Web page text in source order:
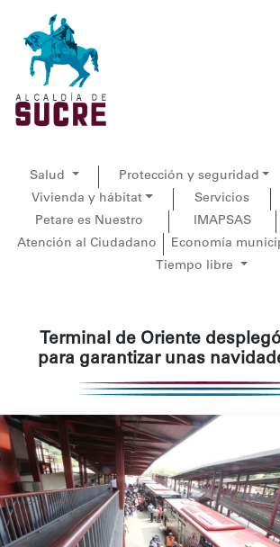
Salud Protección y seguridad
Vivienda y hábitat
Servicios
Petare es Nuestro
IMAPSAS
Atención al Ciudadano
Economía
Tiempo libre
Terminal de Oriente
para garantizar unas